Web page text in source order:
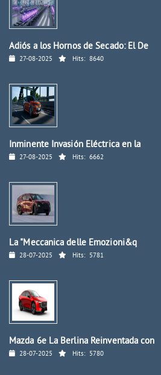
Adiós a los Hornos de Secado: El De
27-08-2025 Hits: 8640
Inminente Invasión Eléctrica en la
27-08-2025 Hits: 6662
La "Meccanica delle Emozioni&q
28-07-2025 Hits: 5781
Mazda 6e La Berlina Reinventada con
28-07-2025 Hits: 5780